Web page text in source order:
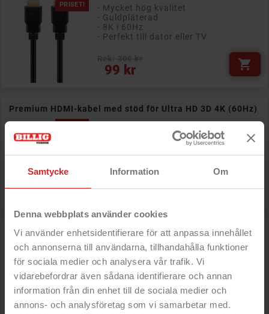
Samtycke Information Om
Denna webbplats använder cookies
Vi använder enhetsidentifierare för att anpassa innehållet
och annonserna till användarna, tillhandahålla funktioner
för sociala medier och analysera vår trafik. Vi
vidarebefordrar även sådana identifierare och annan
information från din enhet till de sociala medier och
annons- och analysföretag som vi samarbetar med.
PRISET!
- Mycket hög kvalitet
- Guldpläterad
- 8K i 60Hz
- Perfekt till dator eller TV
99 kr
Pris 
Premium HDMI-kabel med stöd för Ultra HD 3D 4K (60Hz)
- Premium-kvalitet
- Perfekt till dator eller TV
129 kr
Pris 
HDMI-kabel med stöd för 4K 3D i olika längder (beg)
PRISET!
- Högkvalitativ
- Klarar 4K i 30 Hz
- Perfekt till dator eller TV
Nypris: 99 kr
39 kr
Pris